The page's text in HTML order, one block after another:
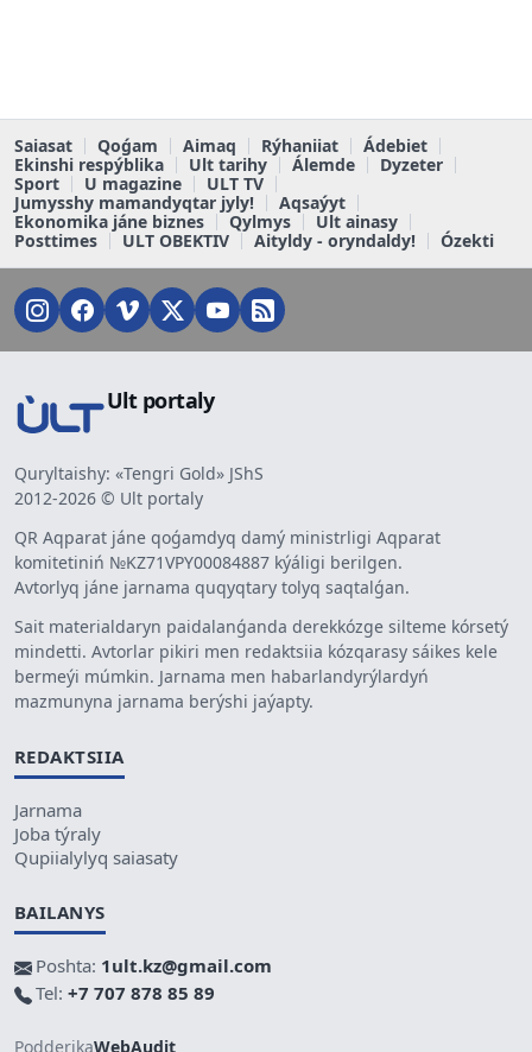
Saiasat Qoǵam Aimaq Rýhaniiat
Ádebiet
Ekinshi respýblika
Ult tarihy Álemde
Dyzeter
Sport
U magazine
ULT TV
Jumysshy mamandyqtar jyly!
Aqsaýyt
Ekonomika jáne biznes
Qylmys
Ult ainasy
Posttimes
ULT OBEKTIV Aityldy - oryndaldy! Ózekti
Ult portaly
Quryltaishy: «Tengri Gold» JShS
2012-2026 © Ult portaly
QR Aqparat jáne qoǵamdyq damý ministrligi Aqparat
komitetiniń №KZ71VPY00084887 kýáligi berilgen.
Avtorlyq jáne jarnama quqyqtary tolyq saqtalǵan.
Sait materialdaryn paidalanǵanda derekkózge silteme kórsetý
mindetti. Avtorlar pikiri men redaktsiia kózqarasy sáikes kele
bermeýi múmkin. Jarnama men habarlandyrýlardyń
mazmunyna jarnama berýshi jaýapty.
REDAKTSIIA
Jarnama
Joba týraly
Qupiialylyq saiasaty
BAILANYS
Poshta: 1ult.kz@gmail.com
Tel: +7 707 878 85 89
PodderjkaWebAudit